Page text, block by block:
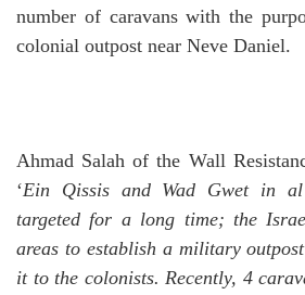
number of caravans with the
colonial outpost near Neve Daniel.
Ahmad Salah of the Wall
‘Ein Qissis and Wad Gwet in al
targeted for a long time; the
areas to establish a military
it to the colonists.Recently, 4